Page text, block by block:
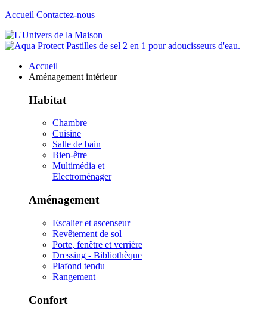
Accueil Contactez-nous
Accueil
Aménagement intérieur
Habitat
Chambre
Cuisine
Salle de bain
Bien-être
Multimédia et
Electroménager
Aménagement
Escalier et ascenseur
Revêtement de sol
Porte, fenêtre et verrière
Dressing - Bibliothèque
Plafond tendu
Rangement
Confort